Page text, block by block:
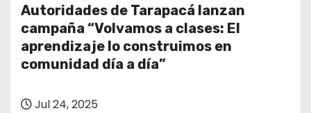
Autoridades de Tarapacá lanzan
campaña “Volvamos a clases: El
aprendizaje lo construimos en
comunidad día a día”
Jul 24, 2025